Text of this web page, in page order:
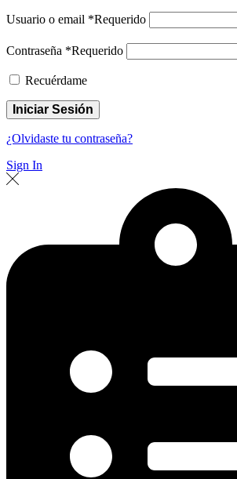
Usuario o email *Requerido
Contraseña *Requerido
Recuérdame
Iniciar Sesión
¿Olvidaste tu contraseña?
Sign In